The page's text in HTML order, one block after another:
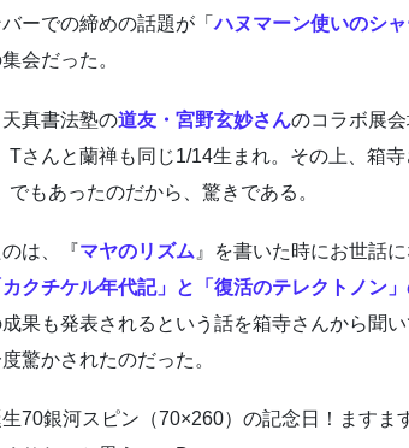
ーでの締めの話題が「ハヌマーン使いのシ
会だった。
真書法塾の道友・宮野玄妙さんのコラボ展
さんと蘭禅も同じ1/14生まれ。その上、箱寺
もあったのだから、驚きである。
は、『マヤのリズム 』を書いた時にお世話
カクチケル年代記」と「復活のテレクトノン
果も発表されるという話を箱寺さんから聞
驚かされたのだった。
70銀河スピン（70×260）の記念日！ますま